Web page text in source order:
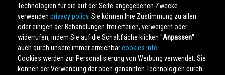
Technologien für die auf der Seite angegebenen Zwecke
verwenden privacy policy. Sie können Ihre Zustimmung zu allen
oder einigen der Behandlungen frei erteilen, verweigern oder
widerrufen, indem Sie auf die Schaltfläche klicken ''Anpassen''
auch durch unsere immer erreichbarcookies info.
Cookies werden zur Personalisierung von Werbung verwendet. Sie
können der Verwendung der oben genannten Technologien durch